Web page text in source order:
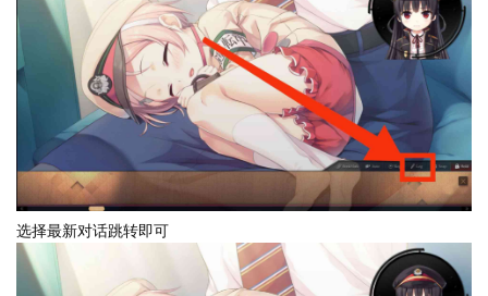
选择最新对话跳转即可